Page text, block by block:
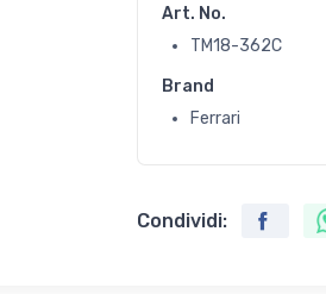
Art. No.
TM18-362C
Brand
Ferrari
Condividi: